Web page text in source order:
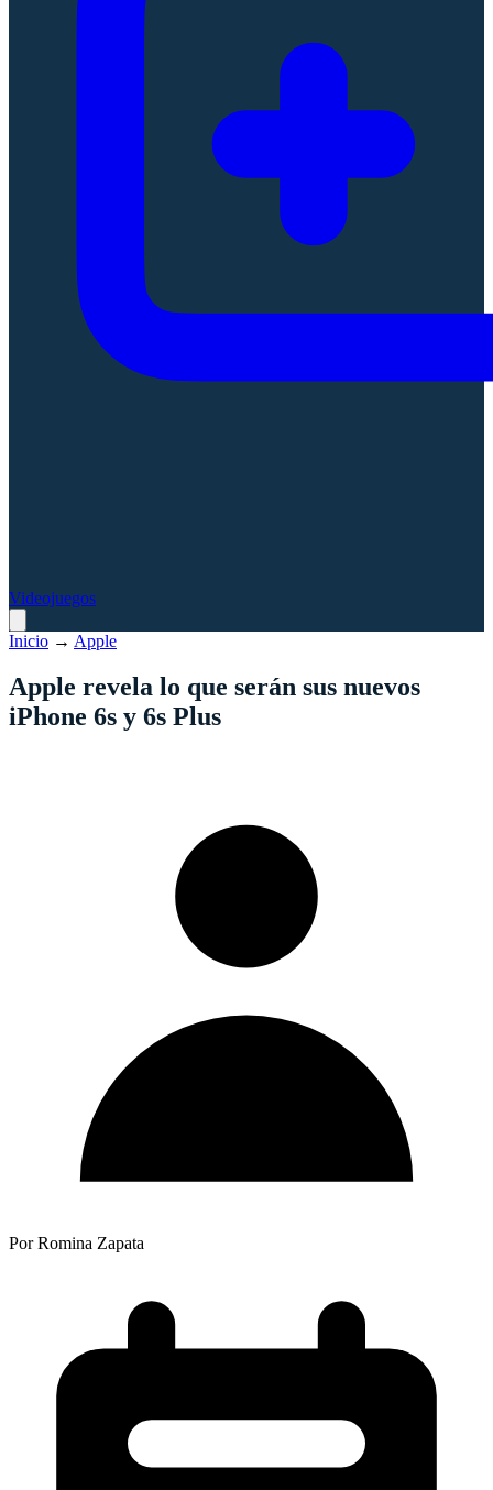
Videojuegos
Inicio → Apple
Apple revela lo que serán sus nuevos
iPhone 6s y 6s Plus
Por Romina Zapata